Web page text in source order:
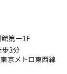
第一1F
歩3分
京メトロ東西線